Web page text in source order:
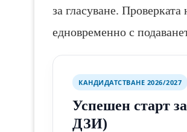
за гласуване.
едновременно с
КАНДИДАТСТВАНЕ 2026/2027
Успешен старт
ДЗИ)